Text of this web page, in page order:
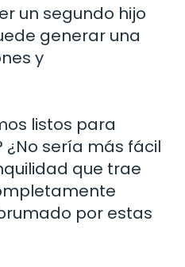
un segundo hijo
generar una
y
listos para
sería más fácil
que trae
por estas